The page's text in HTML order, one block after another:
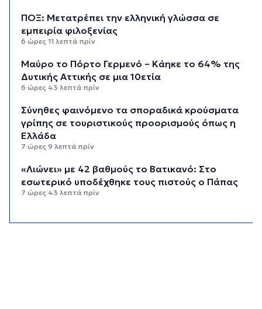
ΠΟΞ: Μετατρέπει την ελληνική γλώσσα σε
εμπειρία φιλοξενίας
6 ώρες 11 λεπτά πρίν
Μαύρο το Πόρτο Γερμενό – Κάηκε το 64% της
Δυτικής Αττικής σε μια 10ετία
6 ώρες 43 λεπτά πρίν
Σύνηθες φαινόμενο τα σποραδικά κρούσματα
γρίπης σε τουριστικούς προορισμούς όπως η
Ελλάδα
7 ώρες 9 λεπτά πρίν
«Λιώνει» με 42 βαθμούς το Βατικανό: Στο
εσωτερικό υποδέχθηκε τους πιστούς ο Πάπας
7 ώρες 43 λεπτά πρίν